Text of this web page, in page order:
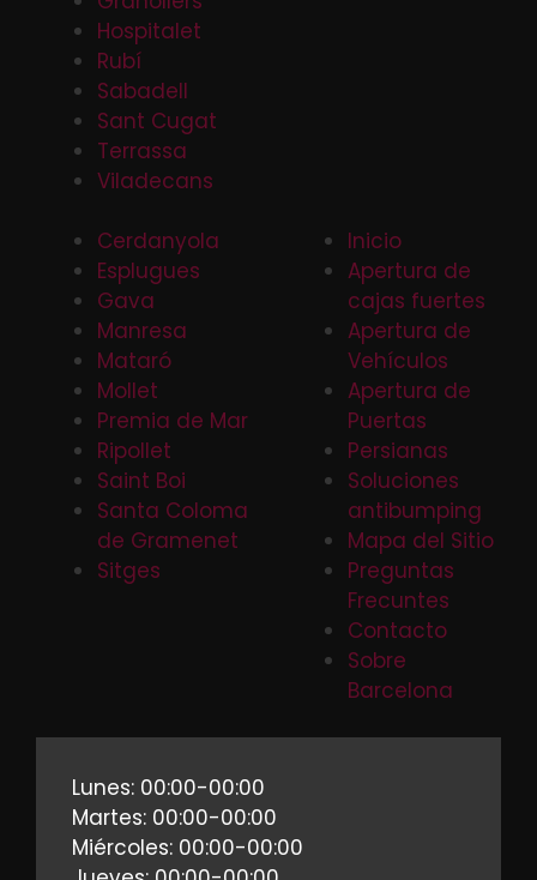
Hospitalet
Rubí
Sabadell
Sant Cugat
Terrassa
Viladecans
Cerdanyola
Esplugues
Gava
Manresa
Mataró
Mollet
Premia de Mar
Ripollet
Saint Boi
Santa Coloma
de Gramenet
Sitges
Inicio
Apertura de
cajas fuertes
Apertura de
Vehículos
Apertura de
Puertas
Persianas
Soluciones
antibumping
Mapa del Sitio
Preguntas
Frecuntes
Contacto
Sobre
Barcelona
Lunes: 00:00-00:00
Martes: 00:00-00:00
Miércoles: 00:00-00:00